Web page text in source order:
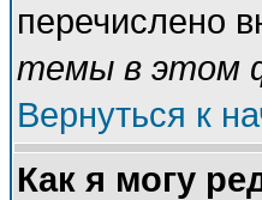
перечислено
темы в этом
Вернуться к
Как я могу